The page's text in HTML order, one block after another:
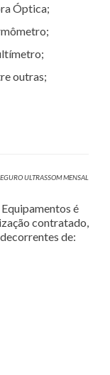
Óptica;
outras;
ULTRASSOM MENSAL
é
contratado,
de: